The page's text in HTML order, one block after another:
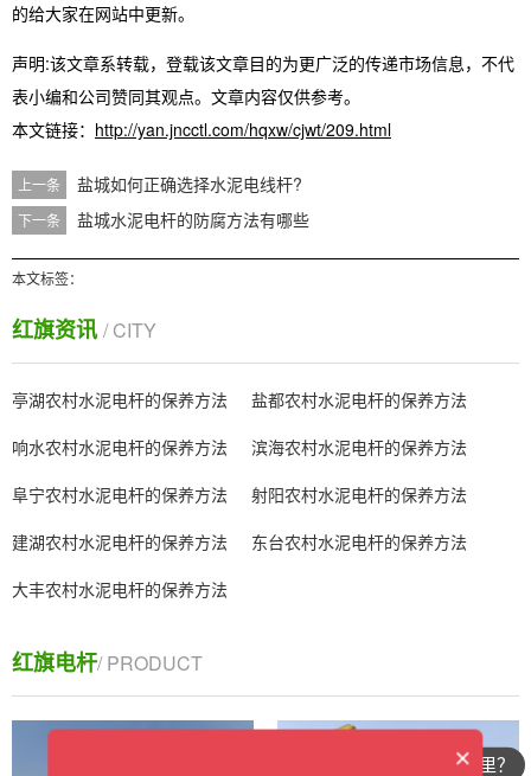
的给大家在网站中更新。
声明:该文章系转载，登载该文章目的为更广泛的传递市场信息，不代
表小编和公司赞同其观点。文章内容仅供参考。
本文链接： http://yan.jncctl.com/hqxw/cjwt/209.html
上一条 盐城如何正确选择水泥电线杆?
下一条 盐城水泥电杆的防腐方法有哪些
本文标签：
红旗资讯 / CITY
亭湖农村水泥电杆的保养方法
盐都农村水泥电杆的保养方法
响水农村水泥电杆的保养方法
滨海农村水泥电杆的保养方法
阜宁农村水泥电杆的保养方法
射阳农村水泥电杆的保养方法
建湖农村水泥电杆的保养方法
东台农村水泥电杆的保养方法
大丰农村水泥电杆的保养方法
红旗电杆/ PRODUCT
你们公司在哪里？
×